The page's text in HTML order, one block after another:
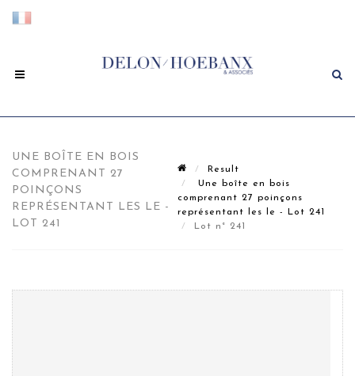
UNE BOÎTE EN BOIS
COMPRENANT 27
POINÇONS
REPRÉSENTANT LES LE -
LOT 241
Result
Une boîte en bois
comprenant 27 poinçons
représentant les le - Lot 241
Lot n° 241